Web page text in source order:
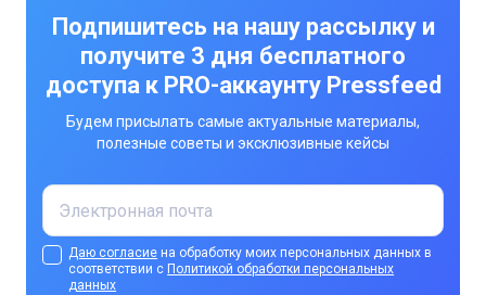
Подпишитесь на нашу рассылку и
получите 3 дня бесплатного
доступа к PRO-аккаунту Pressfeed
Будем присылать самые актуальные материалы,
полезные советы и эксклюзивные кейсы
Даю согласие на обработку моих персональных данных в
соответствии с Политикой обработки персональных
данных